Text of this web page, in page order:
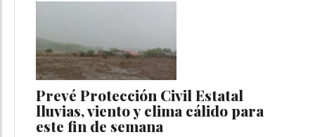
Prevé Protección Civil Estatal
lluvias, viento y clima cálido para
este fin de semana